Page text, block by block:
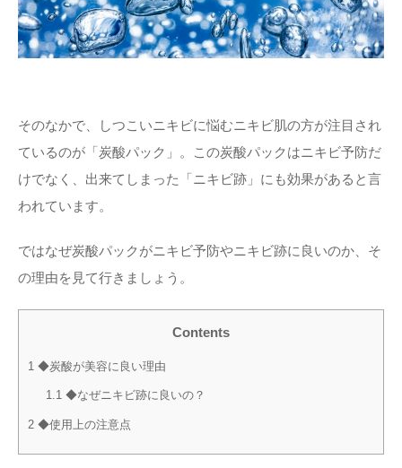
そのなかで、しつこいニキビに悩むニキビ肌の方が注目され
ているのが「炭酸パック」。この炭酸パックはニキビ予防だ
けでなく、出来てしまった「ニキビ跡」にも効果があると言
われています。
ではなぜ炭酸パックがニキビ予防やニキビ跡に良いのか、そ
の理由を見て行きましょう。
Contents
1 ◆炭酸が美容に良い理由
1.1◆なぜニキビ跡に良いの？
2 ◆使用上の注意点